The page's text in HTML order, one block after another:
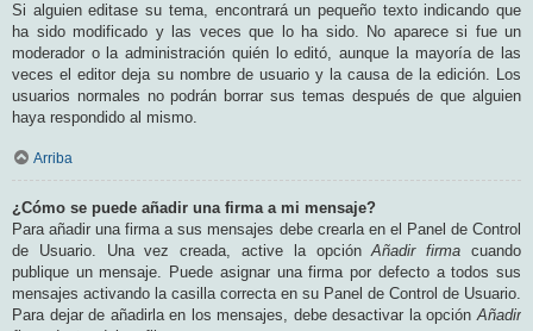
Si alguien editase su tema, encontrará un pequeño texto indicando que
ha sido modificado y las veces que lo ha sido. No aparece si fue un
moderador o la administración quién lo editó, aunque la mayoría de las
veces el editor deja su nombre de usuario y la causa de la edición. Los
usuarios normales no podrán borrar sus temas después de que alguien
haya respondido al mismo.
Arriba
¿Cómo se puede añadir una firma a mi mensaje?
Para añadir una firma a sus mensajes debe crearla en el Panel de Control
de Usuario. Una vez creada, active la opciónAñadir firma cuando
publique un mensaje. Puede asignar una firma por defecto a todos sus
mensajes activando la casilla correcta en su Panel de Control de Usuario.
Para dejar de añadirla en los mensajes, debe desactivar la opciónAñadir